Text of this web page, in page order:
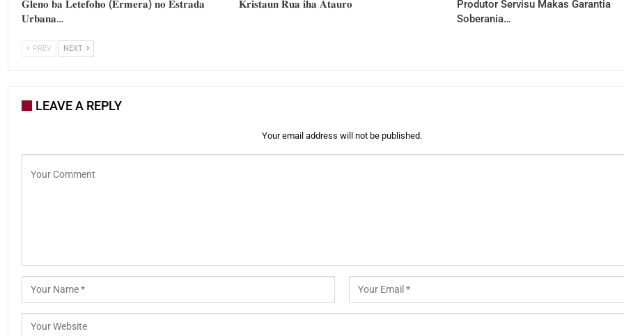
𝐆𝐥𝐞𝐧𝐨 𝐛𝐚 𝐋𝐞𝐭𝐞𝐟𝐨𝐡𝐨 (𝐄𝐫𝐦𝐞𝐫𝐚) 𝐧𝐨 𝐄𝐬𝐭𝐫𝐚𝐝𝐚
𝐔𝐫𝐛𝐚𝐧𝐚…
𝐊𝐫𝐢𝐬𝐭𝐚𝐮𝐧 𝐑𝐮𝐚 𝐢𝐡𝐚 𝐀𝐭𝐚𝐮𝐫𝐨
Produtor Servisu Makas Garantia
Soberania…
PREV NEXT
LEAVE A REPLY
Your email address will not be published.